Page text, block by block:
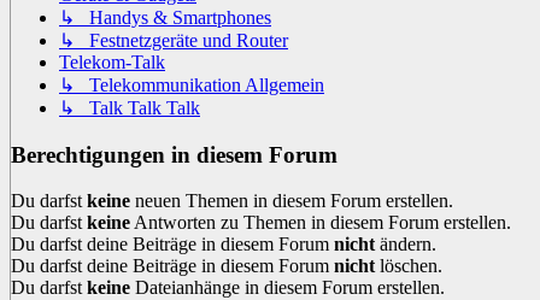
↳ Handys & Smartphones
↳ Festnetzgeräte und Router
Telekom-Talk
↳ Telekommunikation Allgemein
↳ Talk Talk Talk
Berechtigungen in diesem Forum
Du darfstkeine neuen Themen in diesem Forum erstellen.
Du darfstkeineAntworten zu Themen in diesem Forum erstellen.
Du darfst deine Beiträge in diesem Forum nichtändern.
Du darfst deine Beiträge in diesem Forum nichtlöschen.
Du darfstkeine Dateianhänge in diesem Forum erstellen.